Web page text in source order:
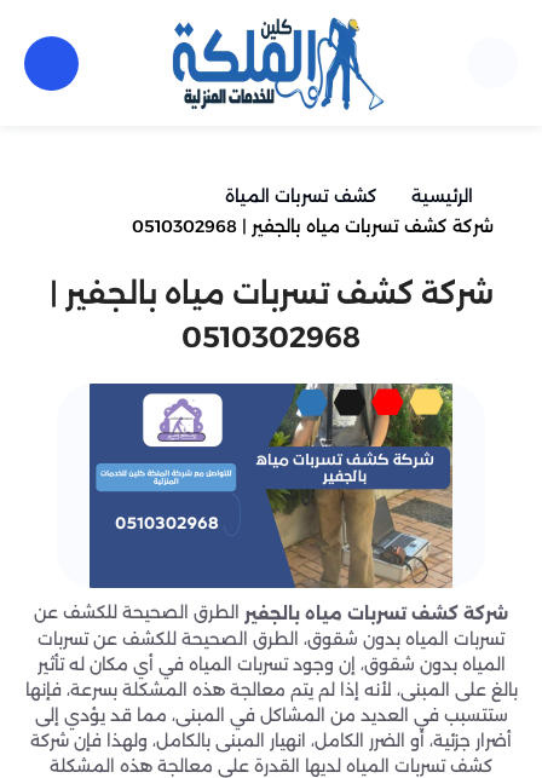
الرئيسية
كشف تسربات المياة
شركة كشف تسربات مياه بالجفير | 0510302968
شركة كشف تسربات مياه بالجفير |
0510302968
شركة كشف تسربات مياه بالجفير الطرق الصحيحة للكشف عن
تسربات المياه بدون شقوق، الطرق الصحيحة للكشف عن تسربات
المياه بدون شقوق، إن وجود تسربات المياه في أي مكان له تأثير
بالغ على المبنى، لأنه إذا لم يتم معالجة هذه المشكلة بسرعة، فإنها
ستتسبب في العديد من المشاكل في المبنى، مما قد يؤدي إلى
أضرار جزئية، أو الضرر الكامل، انهيار المبنى بالكامل، ولهذا فإن شركة
كشف تسربات المياه لديها القدرة على معالجة هذه المشكلة